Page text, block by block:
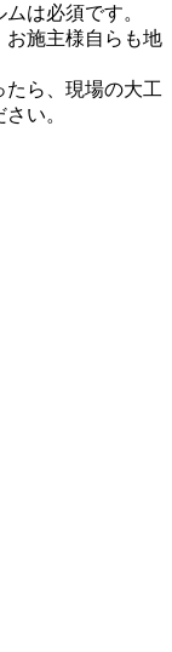
は必須です。
お施主様自らも地
たら、現場の大工
い。